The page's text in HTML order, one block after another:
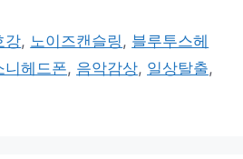
강, 노이즈캔슬링, 블루투스헤
니헤드폰, 음악감상, 일상탈출,